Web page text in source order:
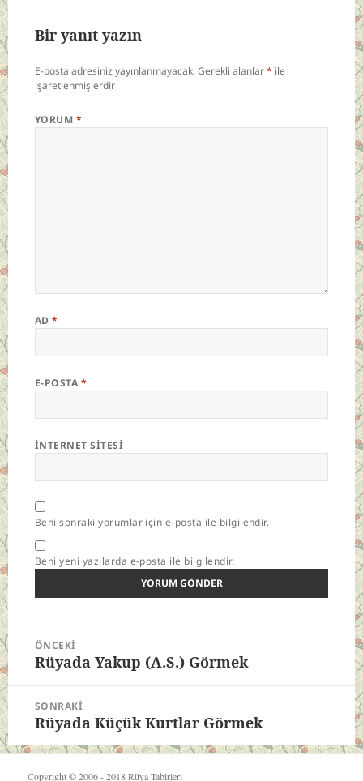
Bir yanıt yazın
E-posta adresiniz yayınlanmayacak.Gerekli alanlar* ile
işaretlenmişlerdir
YORUM *
AD*
E-POSTA *
İNTERNET SITESI
Beni sonraki yorumlar için e-posta ile bilgilendir.
Beni yeni yazılarda e-posta ile bilgilendir.
Yazı
gezinmesi
ÖNCEKI
Önceki
Rüyada Yakup (A.S.) Görmek
SONRAKI
Sonraki
yazı:
Rüyada Küçük Kurtlar Görmek
Copyright © 2006 - 2018Rüya Tabirleri